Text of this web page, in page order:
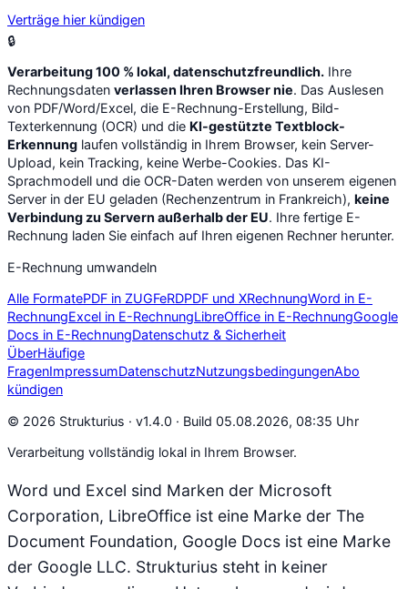
Verträge hier kündigen
🔒
Verarbeitung 100 % lokal, datenschutzfreundlich. Ihre
Rechnungsdaten verlassen Ihren Browser nie. Das Auslesen
von PDF/Word/Excel, die E-Rechnung-Erstellung, Bild-
Texterkennung (OCR) und die KI-gestützte Textblock-
Erkennung laufen vollständig in Ihrem Browser, kein Server-
Upload, kein Tracking, keine Werbe-Cookies. Das KI-
Sprachmodell und die OCR-Daten werden von unserem eigenen
Server in der EU geladen (Rechenzentrum in Frankreich), keine
Verbindung zu Servern außerhalb der EU. Ihre fertige E-
Rechnung laden Sie einfach auf Ihren eigenen Rechner herunter.
E-Rechnung umwandeln
Alle FormatePDF in ZUGFeRDPDF und XRechnungWord in E-
RechnungExcel in E-RechnungLibreOffice in E-RechnungGoogle
Docs in E-RechnungDatenschutz & Sicherheit
ÜberHäufige
FragenImpressumDatenschutzNutzungsbedingungenAbo
kündigen
© 2026 Strukturius · v1.4.0 · Build 05.08.2026, 08:35 Uhr
Verarbeitung vollständig lokal in Ihrem Browser.
Word und Excel sind Marken der Microsoft
Corporation, LibreOffice ist eine Marke der The
Document Foundation, Google Docs ist eine Marke
der Google LLC. Strukturius steht in keiner